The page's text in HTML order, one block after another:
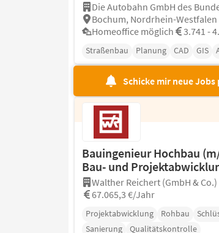
Die Autobahn GmbH des
Bochum, Nordrhein-Westfalen
Homeoffice möglich
3.741 -
Straßenbau Planung CAD GIS
Schicke mir neue Jobs
Bauingenieur Hochbau
Bau- und
Walther Reichert (GmbH & Co.)
67.065,3 €/Jahr
Projektabwicklung Rohbau
Sanierung
Qualitätskontrolle